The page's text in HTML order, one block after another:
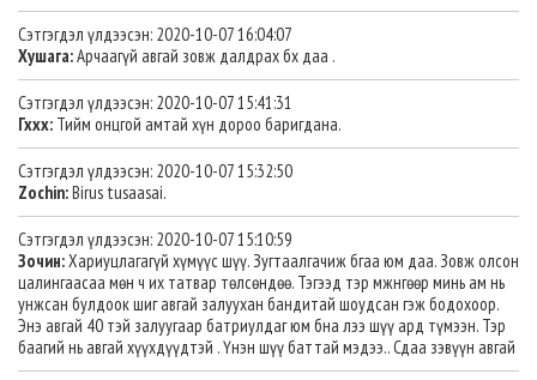
Сэтгэгдэл үлдээсэн: 2020-10-07 16:04:07
Хушага:Арчаагүй авгай зовж далдрах бх даа .
Сэтгэгдэл үлдээсэн: 2020-10-07 15:41:31
Гххх: Тийм онцгой амтай хүн дороо баригдана.
Сэтгэгдэл үлдээсэн: 2020-10-07 15:32:50
Zochin:Birus tusaasai.
Сэтгэгдэл үлдээсэн: 2020-10-07 15:10:59
Зочин:Хариуцлагагүй хүмүүс шүү. Зугтаалгачиж бгаа юм даа. Зовж олсон
цалингаасаа мөн ч их татвар төлсөндөө. Тэгээд тэр мжнгөөр минь ам нь
унжсан булдоок шиг авгай залуухан бандитай шоудсан гэж бодохоор.
Энэ авгай 40 тэй залуугаар батриулдаг юм бна лээ шүү ард түмээн. Тэр
баагий нь авгай хүүхдүүдтэй . Үнэн шүү баттай мэдээ.. Сдаа зэвүүн авгай